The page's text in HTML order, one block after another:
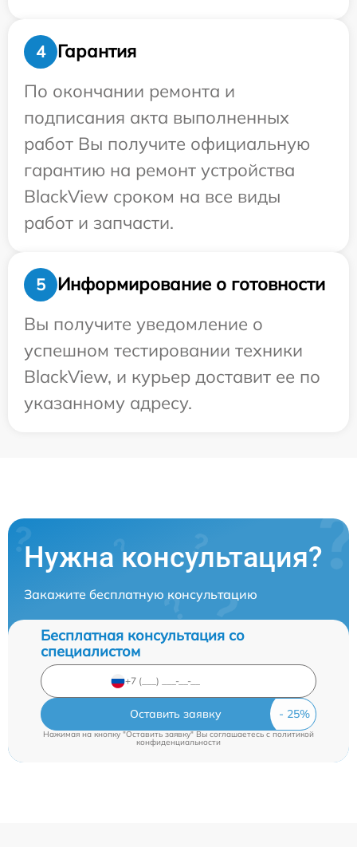
4
Гарантия
По окончании ремонта и
подписания акта выполненных
работ Вы получите официальную
гарантию на ремонт устройства
BlackView сроком на все виды
работ и запчасти.
5
Информирование о готовности
Вы получите уведомление о
успешном тестировании техники
BlackView, и курьер доставит ее по
указанному адресу.
Нужна консультация?
Закажите бесплатную консультацию
Бесплатная консультация со
специалистом
Оставить заявку
Нажимая на кнопку "Оставить заявку" Вы соглашаетесь cполитикой
конфиденциальности